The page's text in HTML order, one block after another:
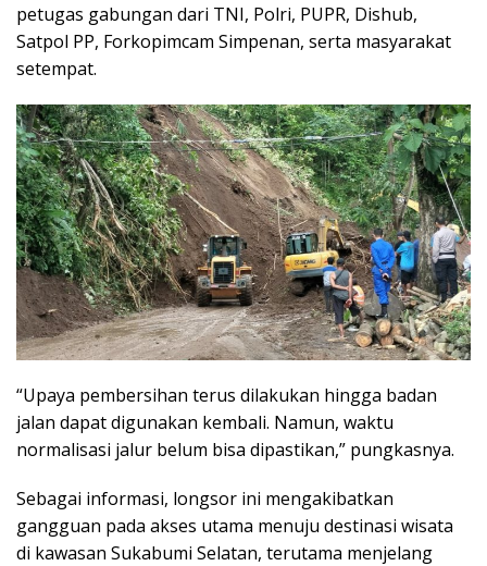
petugas gabungan dari TNI, Polri, PUPR, Dishub,
Satpol PP, Forkopimcam Simpenan, serta masyarakat
setempat.
“Upaya pembersihan terus dilakukan hingga badan
jalan dapat digunakan kembali. Namun, waktu
normalisasi jalur belum bisa dipastikan,” pungkasnya.
Sebagai informasi, longsor ini mengakibatkan
gangguan pada akses utama menuju destinasi wisata
di kawasan Sukabumi Selatan, terutama menjelang